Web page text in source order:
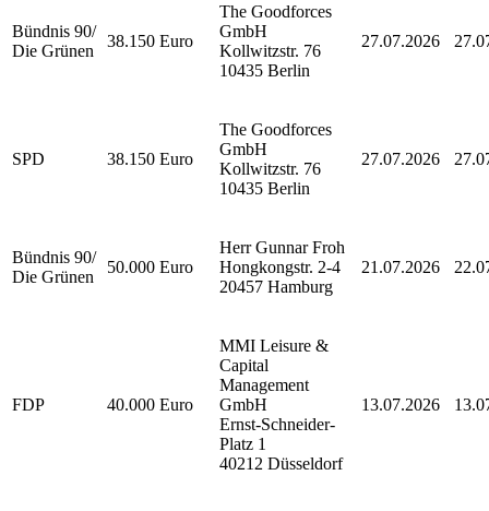
Bündnis 90/
Die Grünen
38.150 Euro
The Goodforces
GmbH
Kollwitzstr. 76
10435 Berlin
27.07.2026
SPD 38.150 Euro
The Goodforces
GmbH
Kollwitzstr. 76
10435 Berlin
27.07.2026
Bündnis 90/
Die Grünen
50.000 Euro
Herr Gunnar Froh
Hongkongstr. 2-4
20457 Hamburg
21.07.2026
FDP 40.000 Euro
MMI Leisure &
Capital
Management
GmbH
Ernst-Schneider-
Platz 1
40212 Düsseldorf
13.07.2026